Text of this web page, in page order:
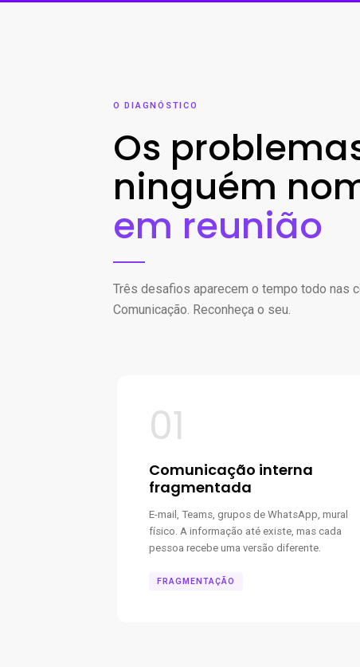
O DIAGNÓSTICO
Os
ninguém
em reunião
Três desafios aparecem o tempo todo nas
Comunicação. Reconheça o seu.
01
Comunicação interna
fragmentada
E-mail, Teams, grupos de WhatsApp, mural
físico. A informação até existe, mas cada
pessoa recebe uma versão diferente.
FRAGMENTAÇÃO